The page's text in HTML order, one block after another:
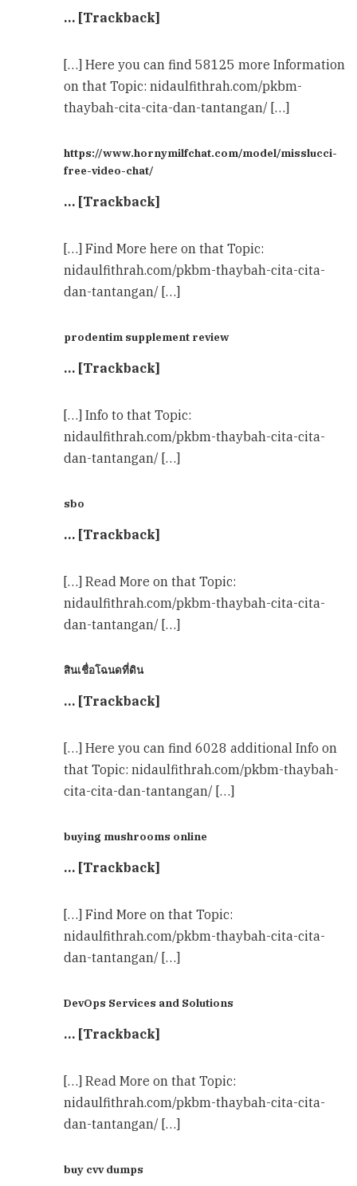
… [Trackback]
[…] Here you can find 58125 more Information
on that Topic: nidaulfithrah.com/pkbm-
thaybah-cita-cita-dan-tantangan/ […]
https://www.hornymilfchat.com/model/misslucci-
free-video-chat/
… [Trackback]
[…] Find More here on that Topic:
nidaulfithrah.com/pkbm-thaybah-cita-cita-
dan-tantangan/ […]
prodentim supplement review
… [Trackback]
[…] Info to that Topic:
nidaulfithrah.com/pkbm-thaybah-cita-cita-
dan-tantangan/ […]
sbo
… [Trackback]
[…] Read More on that Topic:
nidaulfithrah.com/pkbm-thaybah-cita-cita-
dan-tantangan/ […]
สินเชื่อโฉนดที่ดิน
… [Trackback]
[…] Here you can find 6028 additional Info on
that Topic: nidaulfithrah.com/pkbm-thaybah-
cita-cita-dan-tantangan/ […]
buying mushrooms online
… [Trackback]
[…] Find More on that Topic:
nidaulfithrah.com/pkbm-thaybah-cita-cita-
dan-tantangan/ […]
DevOps Services and Solutions
… [Trackback]
[…] Read More on that Topic:
nidaulfithrah.com/pkbm-thaybah-cita-cita-
dan-tantangan/ […]
buy cvv dumps